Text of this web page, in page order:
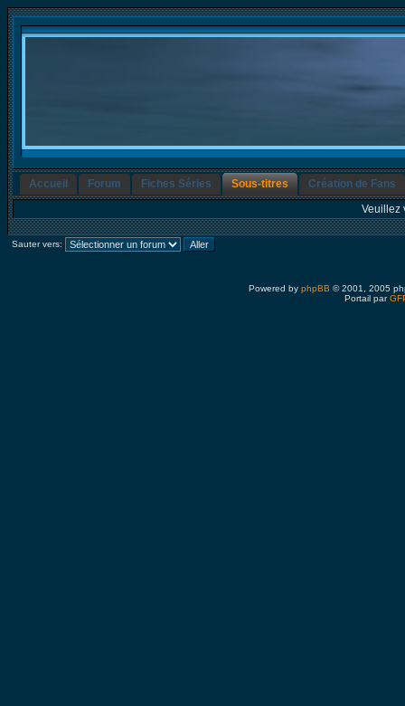
Accueil Forum Fiches Séries Sous-titres
Création de Fans
Veuillez
Sauter vers:
Powered by phpBB © 2001, 2005
Portail par